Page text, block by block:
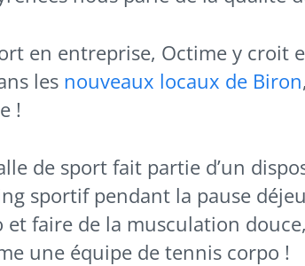
en entreprise, Octime y croit
les nouveaux locaux de Biron
!
de sport fait partie d’un
sportif pendant la pause
faire de la musculation
une équipe de tennis corpo !